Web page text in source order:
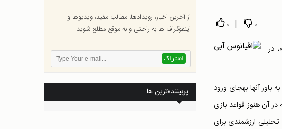
0
|
0
در
باور آنها به‏جای ورود
آن هنوز قواعد بازی
ارزشمندی برای
از آخرین اخبار، رویدادها، مطالب مفید، ویدیوها و
اینفوگراف ها به راحتی و به موقع مطلع شوید.
پربیننده‌ترین ها